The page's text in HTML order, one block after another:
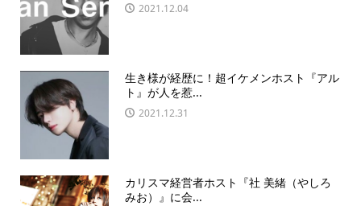
2021.12.04
生き様が経歴に！超イケメンホスト『アル
ト』が人を惹...
2021.12.31
カリスマ経営者ホスト『社 美緒（やしろ
みお）』に会...